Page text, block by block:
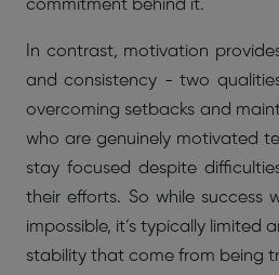
commitment behind it.
In contrast, motivation
and consistency - two
overcoming setbacks and
who are genuinely motivated
stay focused despite
their efforts. So while success
impossible, it’s typically limited
stability that come from being